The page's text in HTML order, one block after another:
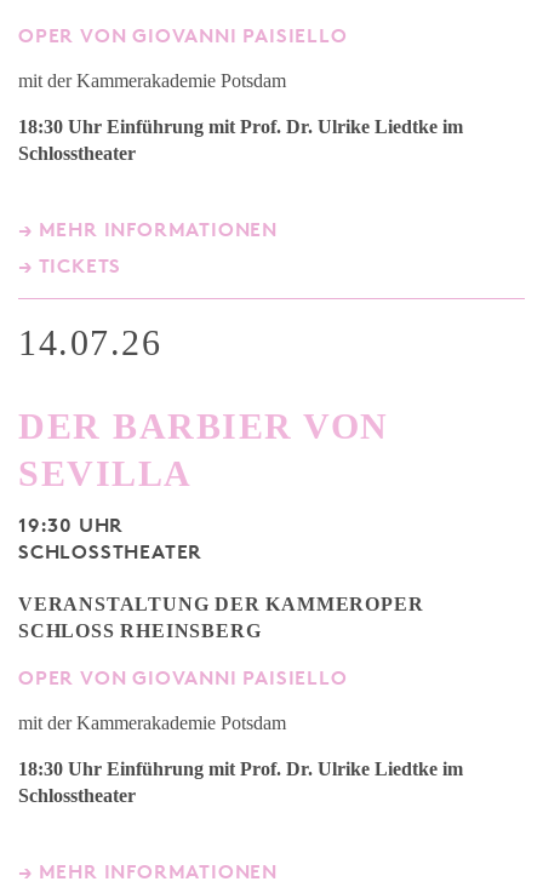
OPER VON GIOVANNI PAISIELLO
mit der Kammerakademie Potsdam
18:30 Uhr Einführung mit Prof. Dr. Ulrike Liedtke im
Schlosstheater
→ MEHR INFORMATIONEN
→ TICKETS
14.07.26
DER BARBIER VON
SEVILLA
19:30 UHR
SCHLOSSTHEATER
VERANSTALTUNG DER KAMMEROPER
SCHLOSS RHEINSBERG
OPER VON GIOVANNI PAISIELLO
mit der Kammerakademie Potsdam
18:30 Uhr Einführung mit Prof. Dr. Ulrike Liedtke im
Schlosstheater
→ MEHR INFORMATIONEN